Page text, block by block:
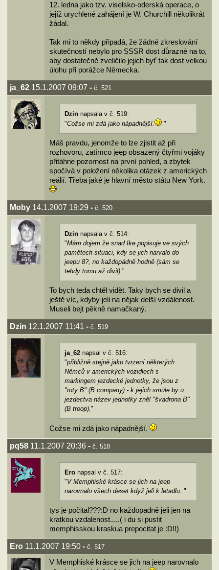
12. ledna jako tzv. viselsko-oderská operace, o
jejíž urychlené zahájení je W. Churchill několikrát
žádal.
Tak mi to někdy připadá, že žádné zkreslování
skutečností nebylo pro SSSR dost důrazné na to,
aby dostatečně zveličilo jejich byť tak dost velkou
úlohu při porážce Německa.
ja_62 15.1.2007 09:07 - č. 521
Dzin napsala v č. 519:
"Cožse mi zdá jako nápadnější. "
Máš pravdu, jenomže to lze zjistit až při
rozhovoru, zatímco jeep obsazený čtyřmi vojáky
přitáhne pozornost na první pohled, a zbytek
spočívá v položení několika otázek z amerických
reálií. Třeba jaké je hlavní město státu New York.
Moby 14.1.2007 19:29 - č. 520
Dzin napsala v č. 514:
"Mám dojem že snad Ike popisuje ve svých
pamětech situaci, kdy se jich narvalo do
jeepu 8?, no každopádně hodně (sám se
tehdy tomu až divil)."
To bych teda chtěl vidět. Taky bych se divil a
ještě víc, kdyby jeli na nějak delší vzdálenost.
Museli bejt pěkně namačkaný.
Dzin 12.1.2007 11:41 - č. 519
ja_62 napsal v č. 516:
"přibližně stejně jako tvrzení některých
Němců v amerických vozidlech s
markingem jezdecké jednotky, že jsou z
"roty B" (B company) - k jejich smůle by u
jezdectva název jednotky zněl "švadrona B"
(B troop)."
Cožse mi zdá jako nápadnější.
pq58 11.1.2007 20:36 - č. 518
Ero napsal v č. 517:
"V Memphiské krásce se jich na jeep
narovnalo všech deset když jeli k letadlu. "
tys je počital???:D no každopadně jeli jen na
kratkou vzdalenost.....( i du si pustit
memphisskou kraskua prepocitat je :D!!)
Ero 11.1.2007 19:50 - č. 517
V Memphiské krásce se jich na jeep narovnalo